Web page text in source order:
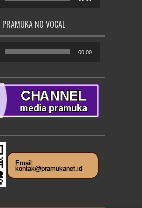
NO VOCAL
00:00
Email:
kontak@pramukanet.id